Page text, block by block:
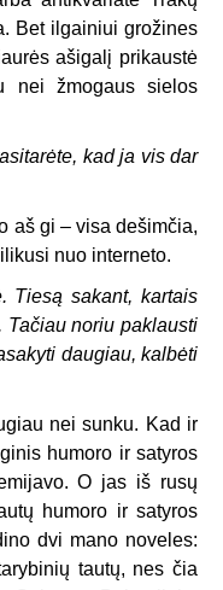
Bet ilgainiui grožines
ašigalį prikaustė
nei žmogaus sielos
kad ja vis dar
aš gi – visa dešimčia,
nuo interneto.
Tiesą sakant, kartais
noriu paklausti
daugiau, kalbėti
nei sunku. Kad ir
humoro ir satyros
O jas iš rusų
humoro ir satyros
dvi mano noveles:
tautų, nes čia